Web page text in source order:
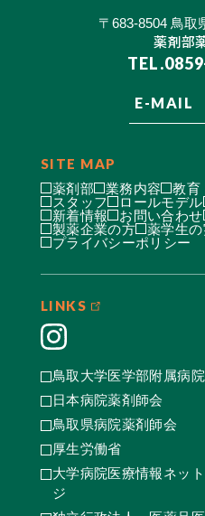
〒683-8504 鳥取
薬剤部
E-MAIL
SITE MAP
薬剤部 業務内容 教育
スタッフ
ロールモデル
新着情報
お問い合わせ
製薬企業の方
薬学生
プライバシーポリシー
LINKS
鳥取大学医学部附属病院
日本病院薬剤師会
鳥取県病院薬剤師会
厚生労働省
大学病院医療情報ネッ
ジ